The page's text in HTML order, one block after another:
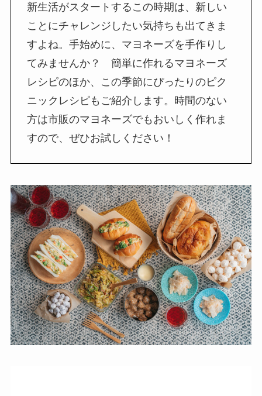
新生活がスタートするこの時期は、新しい
ことにチャレンジしたい気持ちも出てきま
すよね。手始めに、マヨネーズを手作りし
てみませんか？ 簡単に作れるマヨネーズ
レシピのほか、この季節にぴったりのピク
ニックレシピもご紹介します。時間のない
方は市販のマヨネーズでもおいしく作れま
すので、ぜひお試しください！